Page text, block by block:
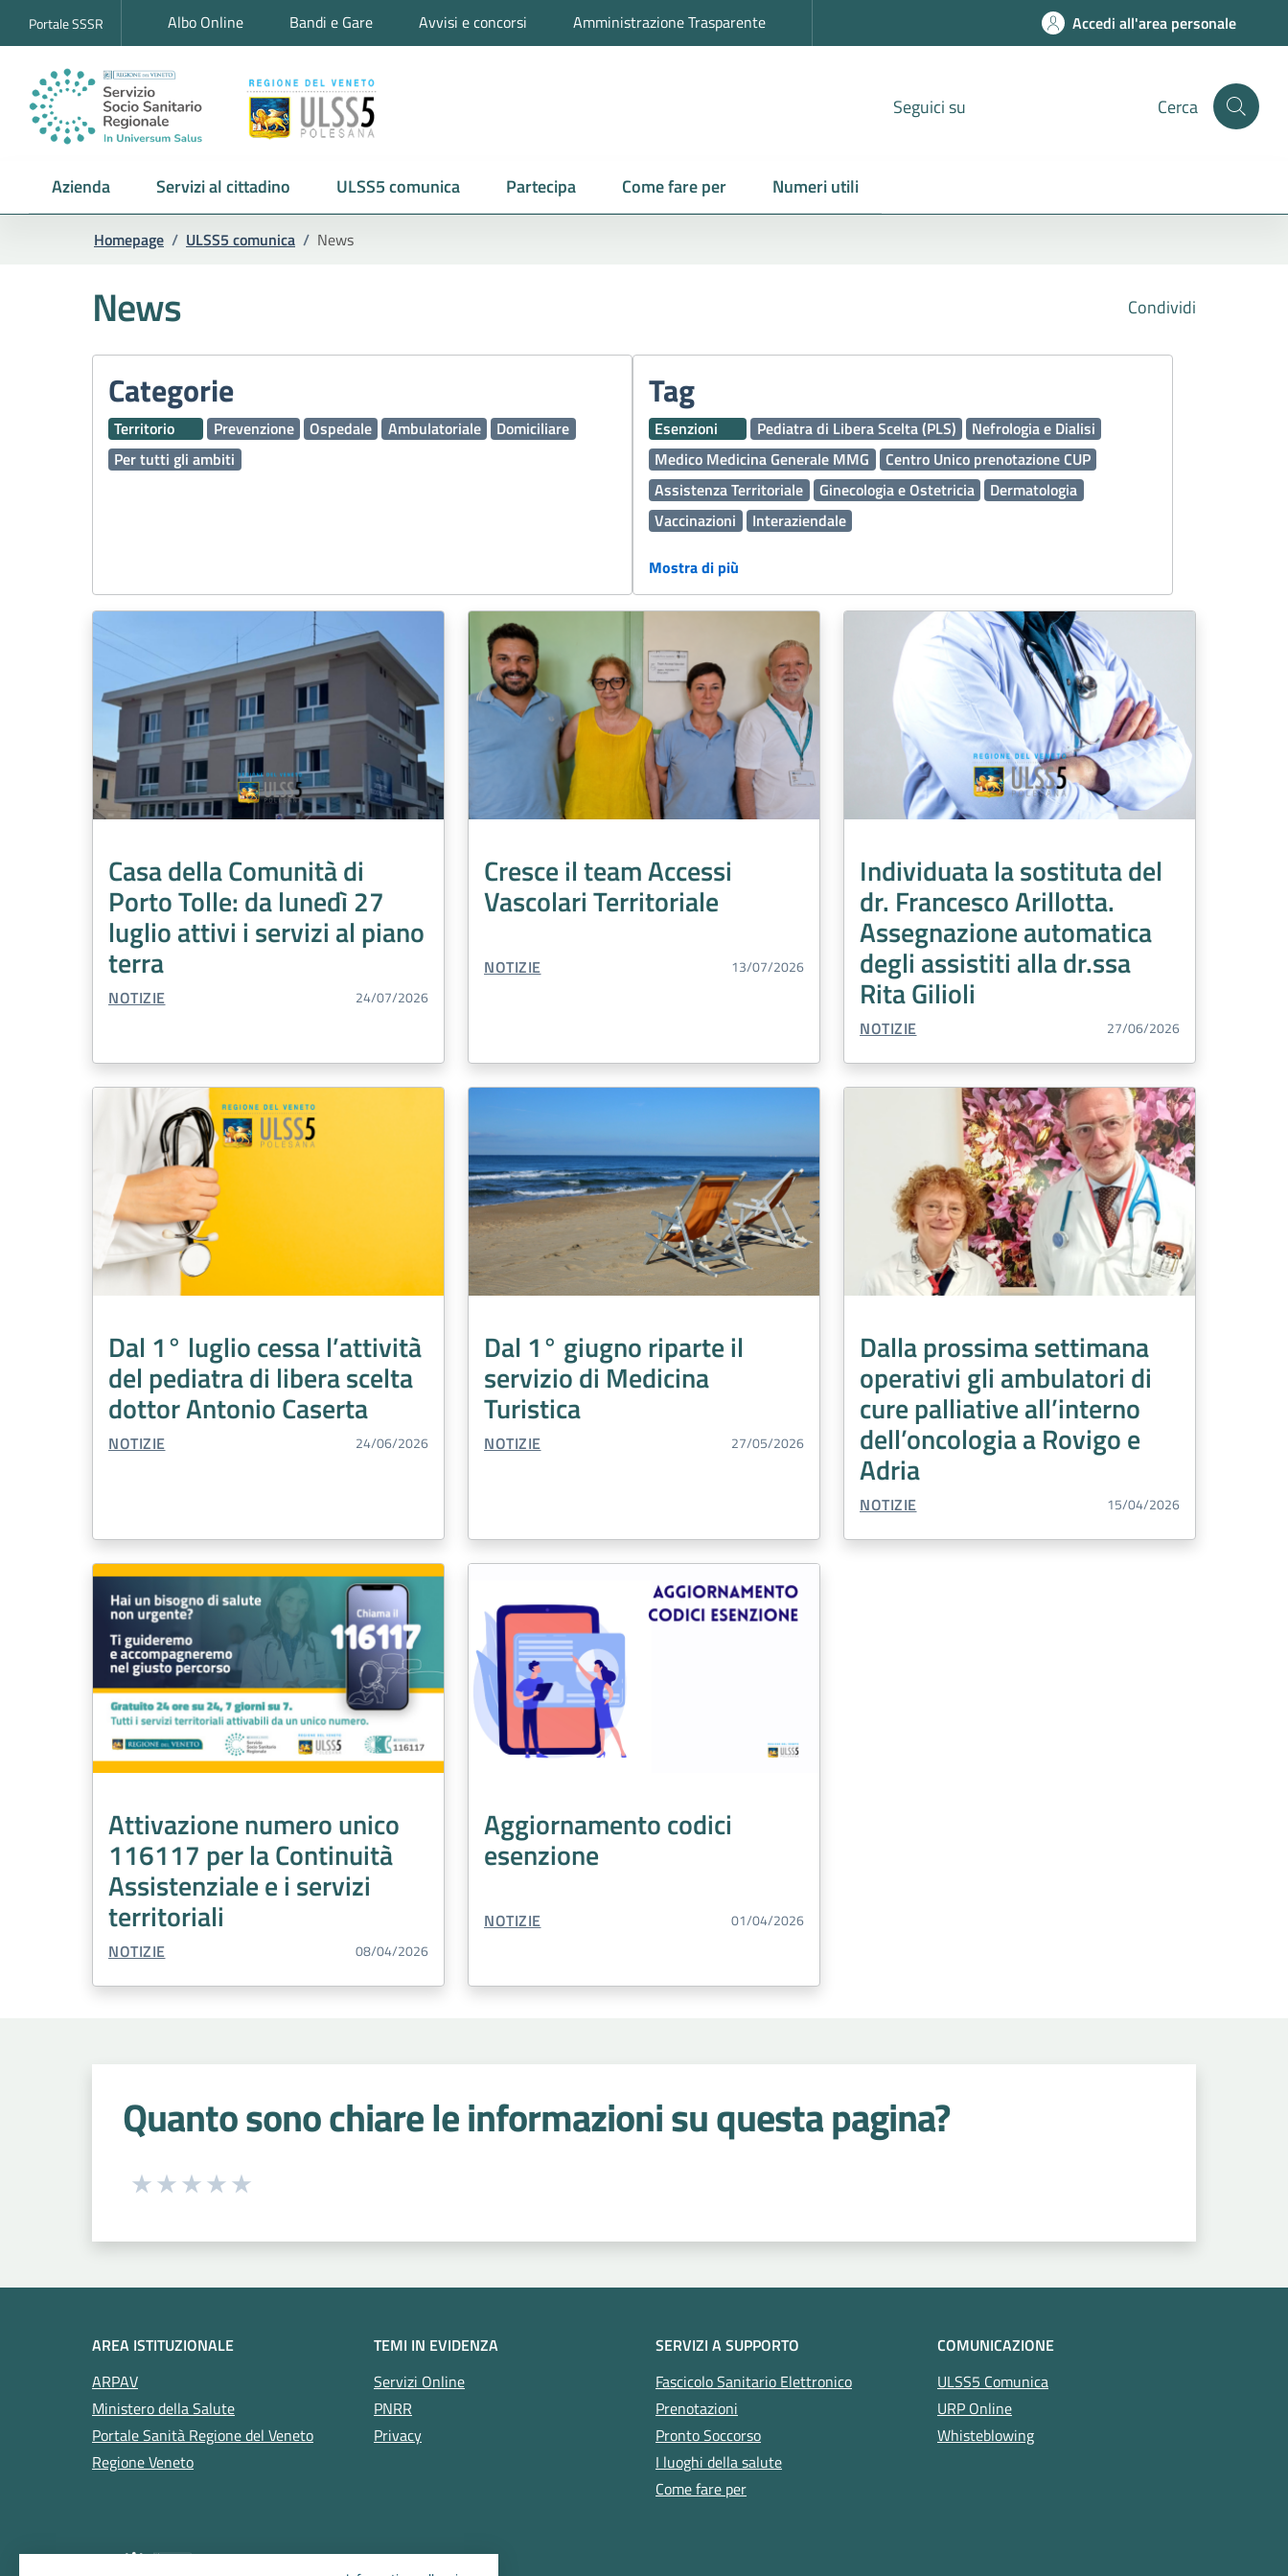
Portale SSSR Albo Online Bandi e Gare Avvisi e concorsi Amministrazione Trasparente Accedi all'area personale
Seguici su Cerca
Azienda Servizi al cittadino ULSS5 comunica Partecipa Come fare per Numeri utili
Homepage / ULSS5 comunica / News
Condividi
News
Categorie
Territorio Prevenzione Ospedale Ambulatoriale
Domiciliare
Per tutti gli ambiti
Tag
Esenzioni Pediatra di Libera Scelta (PLS)
Nefrologia e Dialisi
Medico Medicina Generale MMG
Centro Unico prenotazione CUP
Assistenza Territoriale
Ginecologia e Ostetricia
Dermatologia
Vaccinazioni
Interaziendale
Medicina Generale
Servizi Distrettuali
Operatori Socio Sanitari OSS
Continuità assistenziale ex Guardia Medica
Presidi Territoriali
Disabilità
Sport Cure Palliative Igiene Alimenti Caldo
Prenotazioni
Fascicolo Sanitario Elettronico FSE
Medicina Trasfusionale
Inclusione
Oncologia
Edilizia Malattie Tumori Laboratorio Analisi
Cardiologia
Accreditamento
Salute Mentale Agricoltura
Percorso Nascita
Vaccini
Malattie rare Violenza di genere Chirurgia Generale
Turismo
Medicina generale
Prevenzione Urologia
Mostra di più
Casa della Comunità di
Porto Tolle: da lunedì 27
luglio attivi i servizi al piano
terra
TIPO CONTENUTO:
NOTIZIE 24/07/2026
Cresce il team Accessi
Vascolari Territoriale
TIPO CONTENUTO:
NOTIZIE 13/07/2026
Individuata la sostituta del
dr. Francesco Arillotta.
Assegnazione automatica
degli assistiti alla dr.ssa
Rita Gilioli
TIPO CONTENUTO:
NOTIZIE 27/06/2026
Dal 1° luglio cessa l’attività
del pediatra di libera scelta
dottor Antonio Caserta
TIPO CONTENUTO:
NOTIZIE 24/06/2026
Dal 1° giugno riparte il
servizio di Medicina
Turistica
TIPO CONTENUTO:
NOTIZIE 27/05/2026
Dalla prossima settimana
operativi gli ambulatori di
cure palliative all’interno
dell’oncologia a Rovigo e
Adria
TIPO CONTENUTO:
NOTIZIE 15/04/2026
Attivazione numero unico
116117 per la Continuità
Assistenziale e i servizi
territoriali
TIPO CONTENUTO:
NOTIZIE 08/04/2026
Aggiornamento codici
esenzione
TIPO CONTENUTO:
NOTIZIE 01/04/2026
Quanto sono chiare le informazioni su questa pagina?
Seleziona una valutazione da 1 a 5 stelle
AREA ISTITUZIONALE
ARPAV
Ministero della Salute
Portale Sanità Regione del Veneto
Regione Veneto
TEMI IN EVIDENZA
Servizi Online
PNRR
Privacy
SERVIZI A SUPPORTO
Fascicolo Sanitario Elettronico
Prenotazioni
Pronto Soccorso
I luoghi della salute
Come fare per
COMUNICAZIONE
ULSS5 Comunica
URP Online
Whisteblowing